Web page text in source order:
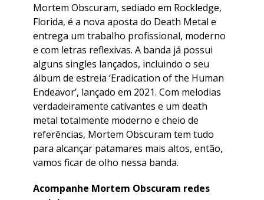
Mortem Obscuram, sediado em Rockledge,
Florida, é a nova aposta do Death Metal e
entrega um trabalho profissional, moderno
e com letras reflexivas. A banda já possui
alguns singles lançados, incluindo o seu
álbum de estreia ‘Eradication of the Human
Endeavor’, lançado em 2021. Com melodias
verdadeiramente cativantes e um death
metal totalmente moderno e cheio de
referências, Mortem Obscuram tem tudo
para alcançar patamares mais altos, então,
vamos ficar de olho nessa banda.
Acompanhe Mortem Obscuram redes